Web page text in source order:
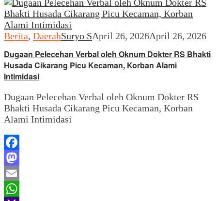
Berita, DaerahSuryo SApril 26, 2026April 26, 2026
Dugaan Pelecehan Verbal oleh Oknum Dokter RS Bhakti
Husada Cikarang Picu Kecaman, Korban Alami
Intimidasi
Dugaan Pelecehan Verbal oleh Oknum Dokter RS
Bhakti Husada Cikarang Picu Kecaman, Korban
Alami Intimidasi
Facebook
Mastodon
Email